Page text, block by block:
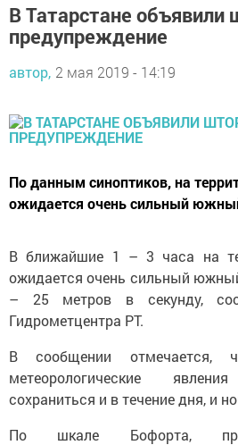
В Татарстане объявили
предупреждение
автор, 2 мая 2019 - 14:19
По данным синоптиков, на
ожидается очень сильный
В ближайшие 1 – 3 часа на
ожидается очень сильный
– 25 метров в секунду,
Гидрометцентра РТ.
В сообщении отмечается,
метеорологические
сохраниться и в течение дня, и
По шкале Бофорта,